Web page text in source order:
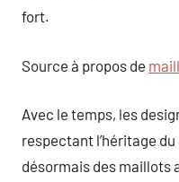
fort.
Source à propos de
Avec le temps, les
respectant l’héritage
désormais des maillots